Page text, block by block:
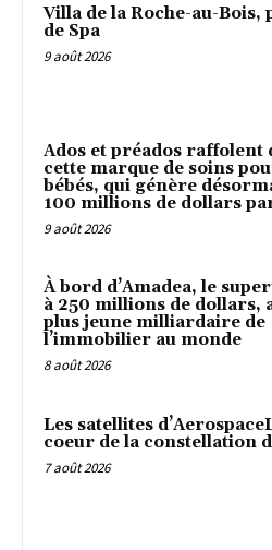
Villa de la Roche-au-Bois,
de Spa
9 août 2026
Ados et préados raffolent
cette marque de soins
bébés, qui génère
100 millions de dollars
9 août 2026
À bord d’Amadea, le
à 250 millions de dollars,
plus jeune milliardaire de
l’immobilier au monde
8 août 2026
Les satellites
coeur de la constellation
7 août 2026